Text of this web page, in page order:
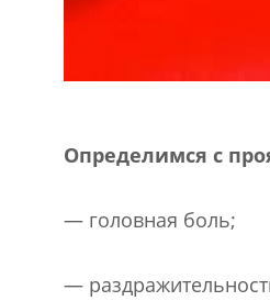
Определимся с
— головная боль;
—